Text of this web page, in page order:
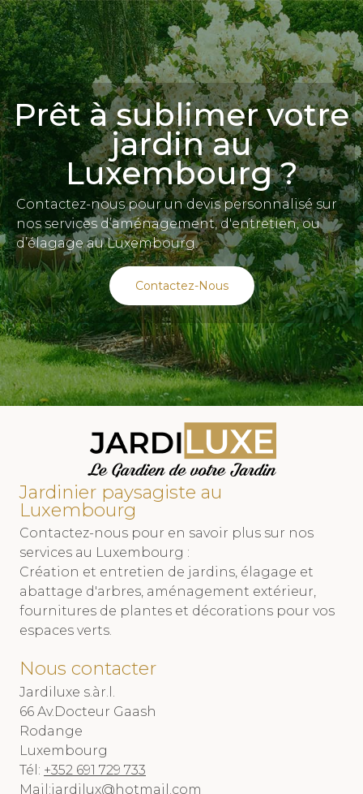
Prêt à sublimer votre
jardin au
Luxembourg ?
Contactez-nous pour un devis personnalisé sur
nos services d’aménagement, d'entretien, ou
d’élagage au Luxembourg.
Contactez-Nous
Jardinier paysagiste au
Luxembourg
Contactez-nous pour en savoir plus sur nos
services au Luxembourg :
Création et entretien de jardins, élagage et
abattage d'arbres, aménagement extérieur,
fournitures de plantes et décorations pour vos
espaces verts.
Nous contacter
Jardiluxe s.àr.l.
66 Av.Docteur Gaash
Rodange
Luxembourg
Tél: +352 691 729 733
Mail:jardilux@hotmail.com